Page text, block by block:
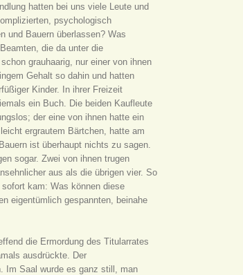
hatten bei uns viele Leute und
psychologisch
und Bauern überlassen? Was
die da unter die
grauhaarig, nur einer von ihnen
Gehalt so dahin und hatten
Kinder. In ihrer Freizeit
ein Buch. Die beiden Kaufleute
der eine von ihnen hatte ein
ergrautem Bärtchen, hatte am
ist überhaupt nichts zu sagen.
sogar. Zwei von ihnen trugen
aus als die übrigen vier. So
kam: Was können diese
eigentümlich gespannten, beinahe
die Ermordung des Titularrates
ausdrückte. Der
Im Saal wurde es ganz still, man